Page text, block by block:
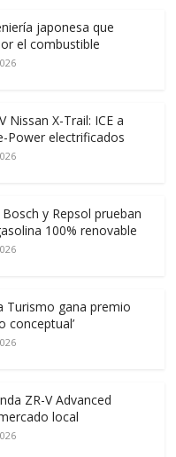
japonesa que
el combustible
Nissan X-Trail: ICE a
Power electrificados
y Repsol prueban
100% renovable
Turismo gana premio
conceptual’
ZR-V Advanced
local